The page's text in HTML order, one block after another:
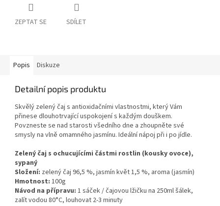
ZEPTAT SE SDÍLET
Popis Diskuze
Detailní popis produktu
Skvělý zelený čaj s antioxidačními vlastnostmi, který Vám
přinese dlouhotrvající uspokojení s každým douškem.
Povzneste se nad starosti všedního dne a zhoupněte své
smysly na vlně omamného jasmínu. Ideální nápoj při i po jídle.
Zelený čaj s ochucujícími částmi rostlin (kousky ovoce),
sypaný
Složení: zelený čaj 96,5 %, jasmín květ 1,5 %, aroma (jasmín)
Hmotnost: 100g
Návod na přípravu: 1 sáček / čajovou lžičku na 250ml šálek,
zalít vodou 80°C, louhovat 2-3 minuty